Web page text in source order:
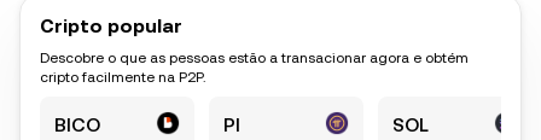
Cripto popular
Descobre o que as pessoas estão a transacionar agora e obtém
cripto facilmente na P2P.
BICO PI SOL